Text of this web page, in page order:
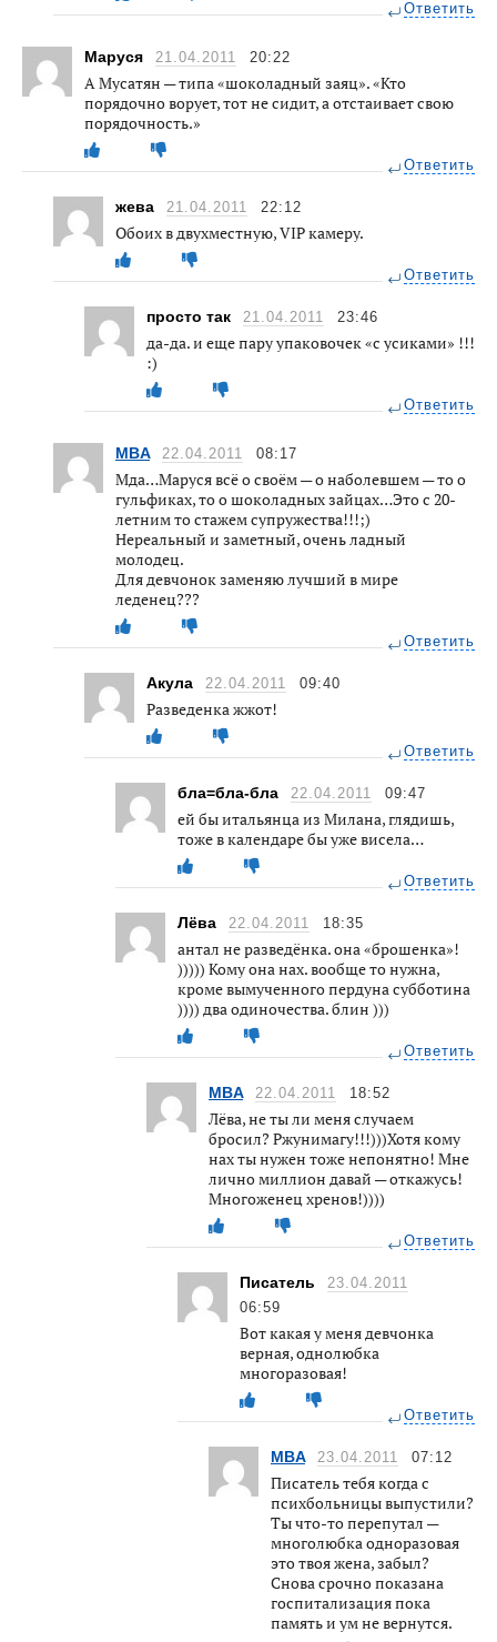
Ответить
Маруся 21.04.2011 20:22
А Мусатян — типа «шоколадный заяц». «Кто
порядочно ворует, тот не сидит, а отстаивает свою
порядочность.»
Ответить
жева 21.04.2011 22:12
Обоих в двухместную, VIP камеру.
Ответить
просто так 21.04.2011 23:46
да-да. и еще пару упаковочек «с усиками» !!!
:)
Ответить
MBA 22.04.2011 08:17
Мда…Маруся всё о своём — о наболевшем — то о
гульфиках, то о шоколадных зайцах…Это с 20-
летним то стажем супружества!!!;)
Нереальный и заметный, очень ладный
молодец.
Для девчонок заменяю лучший в мире
леденец???
Ответить
Акула 22.04.2011 09:40
Разведенка жжот!
Ответить
бла=бла-бла 22.04.2011 09:47
ей бы итальянца из Милана, глядишь,
тоже в календаре бы уже висела…
Ответить
Лёва 22.04.2011 18:35
антал не разведёнка. она «брошенка»!
))))) Кому она нах. вообще то нужна,
кроме вымученного пердуна субботина
)))) два одиночества. блин )))
Ответить
MBA 22.04.2011 18:52
Лёва, не ты ли меня случаем
бросил? Ржунимагу!!!)))Хотя кому
нах ты нужен тоже непонятно! Мне
лично миллион давай — откажусь!
Многоженец хренов!))))
Ответить
Писатель
23.04.2011
06:59
Вот какая у меня девчонка
верная, однолюбка
многоразовая!
Ответить
MBA 23.04.2011 07:12
Писатель тебя когда с
психбольницы выпустили?
Ты что-то перепутал —
многолюбка одноразовая
это твоя жена, забыл?
Снова срочно показана
госпитализация пока
память и ум не вернутся.